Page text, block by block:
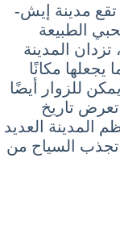
مدينة إيش-
الطبيعة
المدينة
يجعلها مكانًا
يمكن للزوار أيضًا
تعرض تاريخ
المدينة العديد
تجذب السياح من